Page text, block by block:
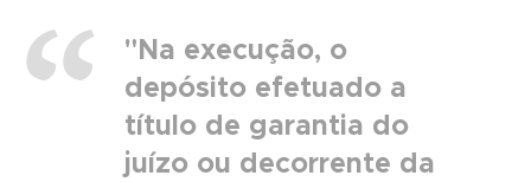
"Na execução, o
depósito efetuado a
título de garantia do
juízo ou decorrente da